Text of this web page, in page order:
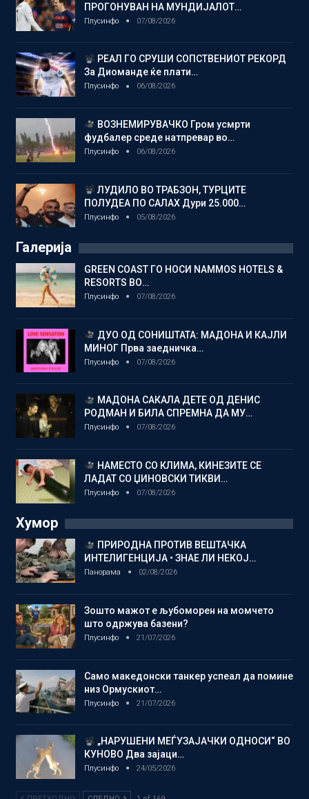
ПРОГОНУВАН НА МУНДИЈАЛОТ…
Плусинфо 07/08/2026
РЕАЛ ГО СРУШИ СОПСТВЕНИОТ РЕКОРД
За Диоманде ќе плати…
Плусинфо 06/08/2026
ВОЗНЕМИРУВАЧКО Гром усмрти
фудбалер среде натпревар во…
Плусинфо 06/08/2026
ЛУДИЛО ВО ТРАБЗОН, ТУРЦИТЕ
ПОЛУДЕА ПО САЛАХ Дури 25.000…
Плусинфо 05/08/2026
Галерија
GREEN COAST ГО НОСИ NAMMOS HOTELS &
RESORTS ВО…
Плусинфо 07/08/2026
ДУО ОД СОНИШТАТА: МАДОНА И КАЈЛИ
МИНОГ Прва заедничка…
Плусинфо 07/08/2026
МАДОНА САКАЛА ДЕТЕ ОД ДЕНИС
РОДМАН И БИЛА СПРЕМНА ДА МУ…
Плусинфо 07/08/2026
НАМЕСТО СО КЛИМА, КИНЕЗИТЕ СЕ
ЛАДАТ СО ЏИНОВСКИ ТИКВИ…
Плусинфо 07/08/2026
Хумор
ПРИРОДНА ПРОТИВ ВЕШТАЧКА
ИНТЕЛИГЕНЦИЈА • ЗНАЕ ЛИ НЕКОЈ…
Панорама 02/08/2026
Зошто мажот е љубоморен на момчето
што одржува базени?
Плусинфо 21/07/2026
Само македонски танкер успеал да помине
низ Ормускиот…
Плусинфо 21/07/2026
„НАРУШЕНИ МЕЃУЗАЈАЧКИ ОДНОСИ“ ВО
КУНОВО Два зајаци…
Плусинфо 24/05/2026